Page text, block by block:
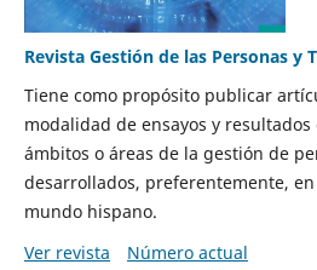
Revista Gestión de las Personas y
Tiene como propósito publicar
modalidad de ensayos y
ámbitos o áreas de la gestión de
desarrollados, preferentemente,
mundo hispano.
Ver revista
Número actual